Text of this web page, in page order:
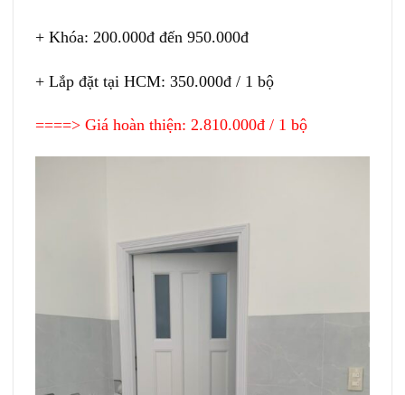
+ Khóa: 200.000đ đến 950.000đ
+ Lắp đặt tại HCM: 350.000đ / 1 bộ
====> Giá hoàn thiện: 2.810.000đ / 1 bộ